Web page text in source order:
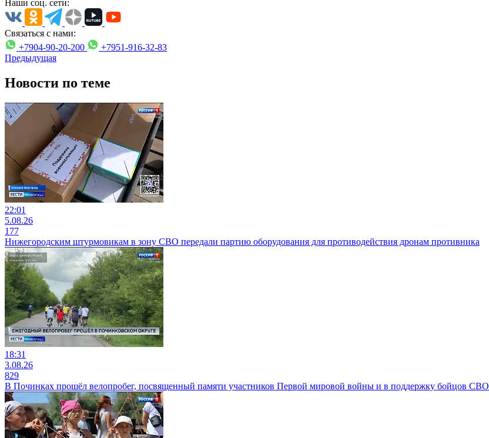
Наши соц. сети:
Связаться с нами:
+7904-90-20-200
+7951-916-32-83
Предыдущая
Новости по теме
22:01
5.08.26
177
Нижегородским штурмовикам в зону СВО передали партию оборудования для противодействия дронам противника
18:31
3.08.26
829
В Починках прошёл велопробег, посвященный памяти участников Первой мировой войны и в поддержку бойцов СВО